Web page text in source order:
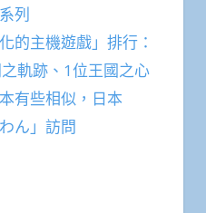
列
的主機遊戲」排行：
軌跡、1位王國之心
有些相似，日本
ん」訪問